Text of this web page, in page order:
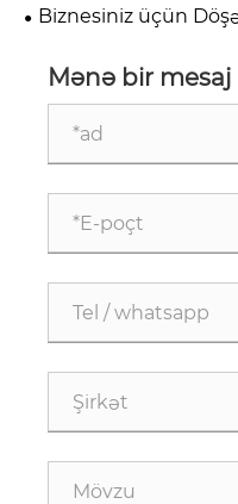
üçün Divara
Biznesiniz üçün
Mənə bir mesaj